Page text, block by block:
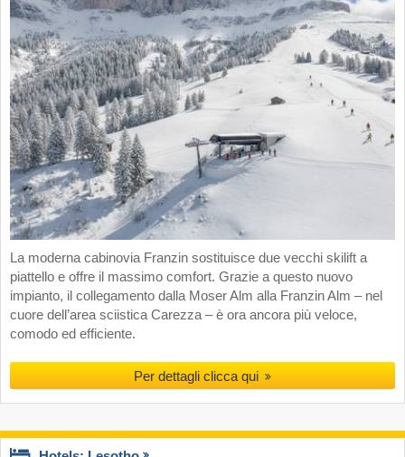
La moderna cabinovia Franzin sostituisce due vecchi skilift a
piattello e offre il massimo comfort. Grazie a questo nuovo
impianto, il collegamento dalla Moser Alm alla Franzin Alm – nel
cuore dell’area sciistica Carezza – è ora ancora più veloce,
comodo ed efficiente.
Per dettagli clicca qui